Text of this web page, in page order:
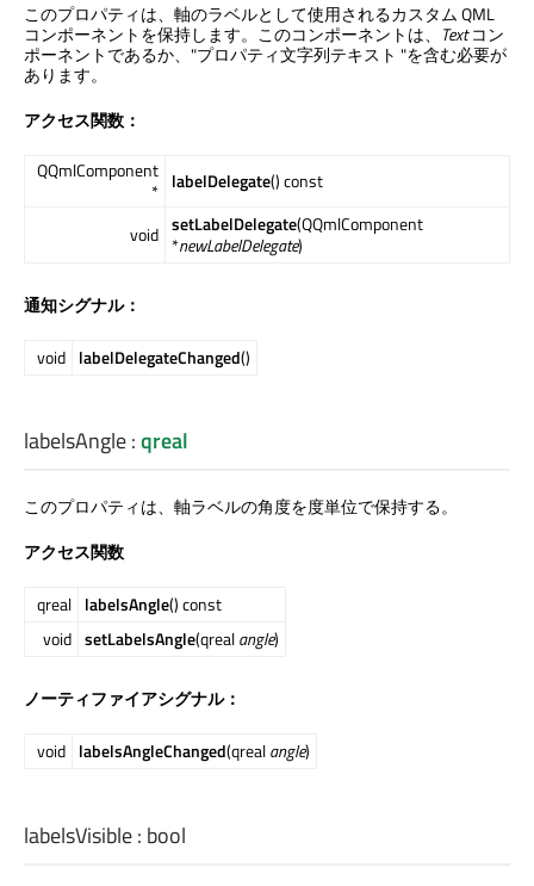
このプロパティは、軸のラベルとして使用されるカスタム QML
コンポーネントを保持します。このコンポーネントは、 Textコン
ポーネントであるか、"プロパティ文字列テキスト "を含む必要が
あります。
アクセス関数：
QQmlComponent
* labelDelegate() const
void setLabelDelegate(QQmlComponent
*newLabelDelegate)
通知シグナル：
void labelDelegateChanged()
labelsAngle:qreal
このプロパティは、軸ラベルの角度を度単位で保持する。
アクセス関数
qreal labelsAngle() const
void setLabelsAngle(qrealangle)
ノーティファイアシグナル：
void labelsAngleChanged(qrealangle)
labelsVisible: bool